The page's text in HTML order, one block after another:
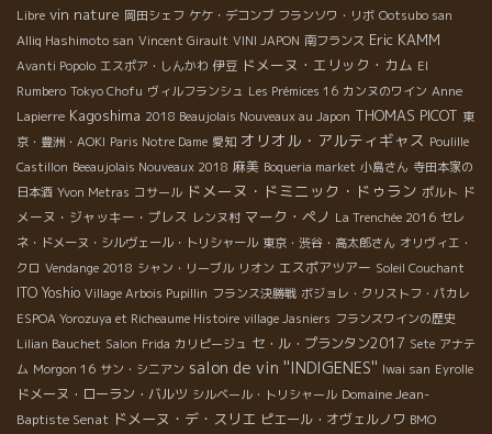
Libre vin nature 岡田シェフ ケケ・デコンブ フランソワ・リボ Ootsubo san
Alliq Hashimoto san Vincent Girault VINI JAPON 南フランス Eric KAMM
Avanti Popolo エスポア・しんかわ 伊豆 ドメーヌ・エリック・カム El
Rumbero Tokyo Chofu ヴィルフランシュ Les Prémices 16 カンヌのワイン Anne
Lapierre Kagoshima 2018 Beaujolais Nouveaux au Japon THOMAS PICOT 東
京・豊洲・AOKI Paris Notre Dame 愛知 オリオル・アルティギャス Poulille
Castillon Beeaujolais Nouveaux 2018 麻美 Boqueria market 小島さん 寺田本家の
日本酒 Yvon Metras コサール ドメーヌ・ドミニック・ドゥラン ポルト ド
メーヌ・ジャッキー・プレス レンヌ村 マーク・ペノ La Trenchée 2016 セレ
ネ・ドメーヌ・シルヴェール・トリシャール 東京・渋谷・高太郎さん オリヴィエ・
クロ Vendange 2018 シャン・リーブル リオン エスポアツアー Soleil Couchant
ITO Yoshio Village Arbois Pupillin フランス決勝戦 ボジョレ・クリストフ・パカレ
ESPOA Yorozuya et Richeaume Histoire village Jasniers フランスワインの歴史
Lilian Bauchet Salon Frida カリピージュ セ・ル・プランタン2017 Sete アナテ
ム Morgon 16 サン・シニアン salon de vin ''INDIGENES'' Iwai san Eyrolle
ドメーヌ・ローラン・バルツ シルベール・トリシャール Domaine Jean-
Baptiste Senat ドメーヌ・デ・スリエ ピエール・オヴェルノワ BMO